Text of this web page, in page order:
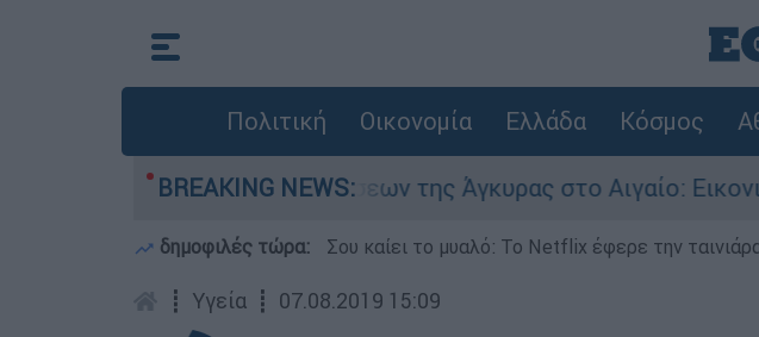
Πολιτική Οικονομία Ελλάδα Κόσμος
BREAKING NEWS:
Μπαράζ προκλήσεων της Άγκυρας στο Αιγαίο: Εικονική
δημοφιλές τώρα: Σου καίει το μυαλό: Το Netflix έφερε την
┋ Υγεία ┋ 07.08.2019 15:09